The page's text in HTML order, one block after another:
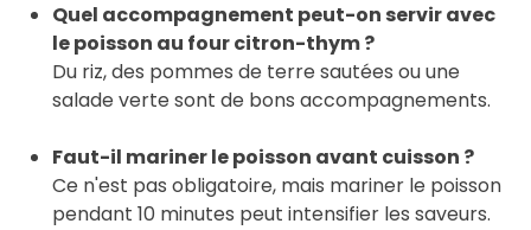
Quel accompagnement peut-on servir avec
le poisson au four citron-thym ?
Du riz, des pommes de terre sautées ou une
salade verte sont de bons accompagnements.
Faut-il mariner le poisson avant cuisson ?
Ce n'est pas obligatoire, mais mariner le poisson
pendant 10 minutes peut intensifier les saveurs.